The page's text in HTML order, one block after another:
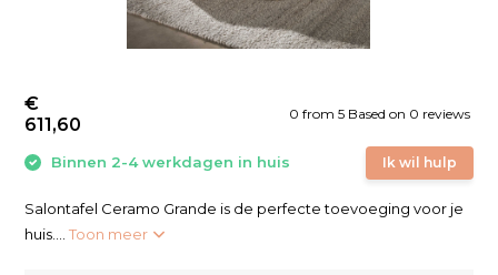
0 from 5 Based on 0 reviews
Ik wil hulp
€
611,60
Binnen 2-4 werkdagen in huis
Salontafel Ceramo Grande is de perfecte toevoeging voor je
huis....Toon meer